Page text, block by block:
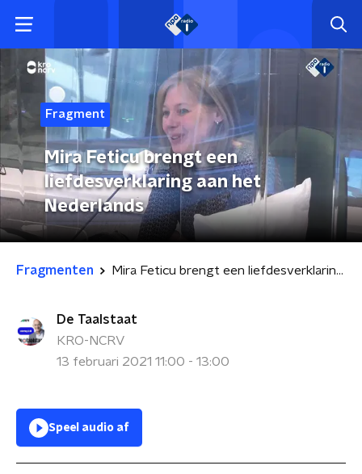
Fragment
Mira Feticu brengt een
liefdesverklaring aan het
Nederlands
Fragmenten Mira Feticu brengt een liefdesverklaring aan het Nederlands
De Taalstaat
KRO-NCRV
13 februari 2021 11:00 - 13:00
Speel audio af